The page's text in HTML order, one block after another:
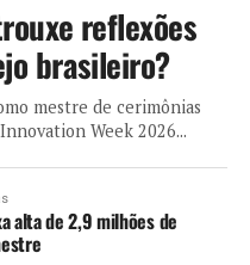
reflexões
brasileiro?
mestre de cerimônias
Week 2026...
alta de 2,9 milhões de